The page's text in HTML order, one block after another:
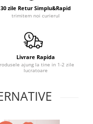
30 zile Retur Simplu&Rapid
trimitem noi curierul
Livrare Rapida
ajung la tine in 1-2 zile
lucratoare